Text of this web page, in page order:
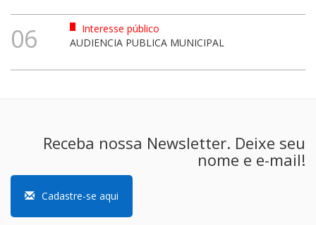
06
Interesse público
AUDIENCIA PUBLICA MUNICIPAL
Receba nossa Newsletter. Deixe seu
nome e e-mail!
Cadastre-se aqui